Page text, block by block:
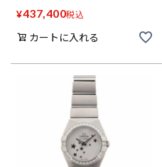
¥437,400税込
カートに入れる